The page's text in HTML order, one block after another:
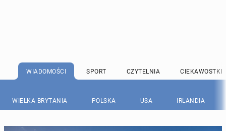
WIADOMOŚCI SPORT CZYTELNIA CIEKAWOSTKI
WIELKA BRYTANIA POLSKA USA IRLANDIA